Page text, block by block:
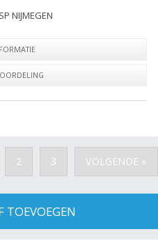
NIJMEGEN
2 3 VOLGENDE »
TOEVOEGEN